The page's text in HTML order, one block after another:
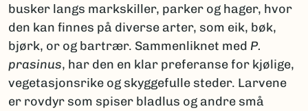
busker langs markskiller, parker og hager, hvor
den kan finnes på diverse arter, som eik, bøk,
bjørk, or og bartrær. Sammenliknet med P.
prasinus, har den en klar preferanse for kjølige,
vegetasjonsrike og skyggefulle steder. Larvene
er rovdyr som spiser bladlus og andre små